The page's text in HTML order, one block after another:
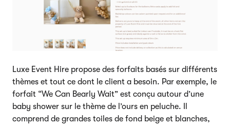
Luxe Event Hire propose des forfaits basés sur différents
thèmes et tout ce dont le client a besoin. Par exemple, le
forfait “We Can Bearly Wait” est conçu autour d’une
baby shower sur le thème de l’ours en peluche. Il
comprend de grandes toiles de fond beige et blanches,